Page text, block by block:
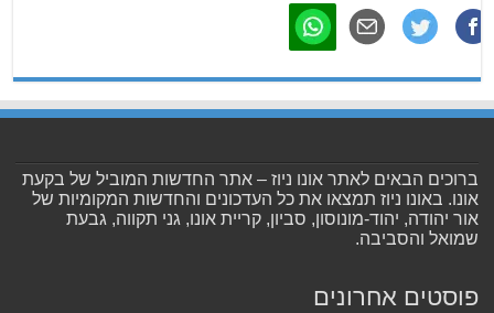
ברוכים הבאים לאתר אונו ניוז – אתר החדשות המוביל של בקעת
אונו. באונו ניוז תמצאו את כל העדכונים והחדשות המקומיות של
אור יהודה, יהוד-מונוסון, סביון, קריית אונו, גני תקווה, גבעת
שמואל והסביבה.
פוסטים אחרונים